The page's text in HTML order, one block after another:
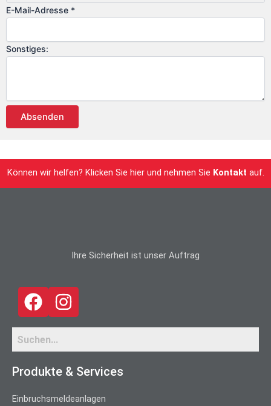
-
M
i
d
E-Mail-Adresse *
Sonstiges:
Absenden
Können wir helfen? Klicken Sie hier und nehmen Sie Kontakt auf.
Ihre Sicherheit ist unser Auftrag
Produkte & Services
Einbruchsmeldeanlagen